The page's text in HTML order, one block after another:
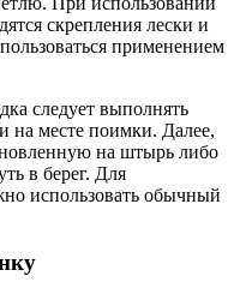
скрепления лески и
применением
следует выполнять
на месте поимки. Далее,
на штырь либо
в берег. Для
использовать обычный